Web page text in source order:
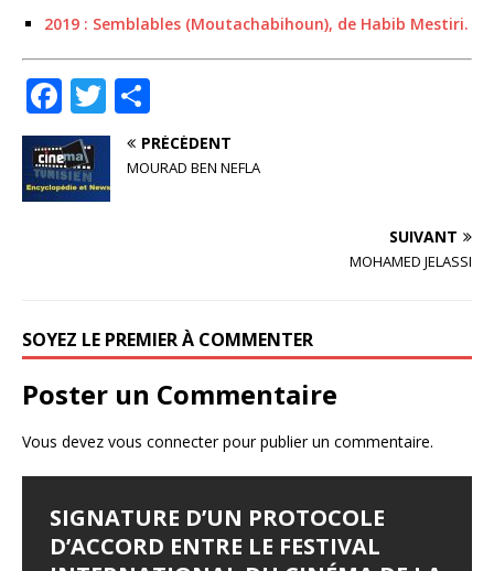
2019 : Semblables (Moutachabihoun), de Habib Mestiri.
F
a
c
e
k
T
w
it
te
ar
ta
PRÉCÉDENT
MOURAD BEN NEFLA
SUIVANT
MOHAMED JELASSI
SOYEZ LE PREMIER À COMMENTER
Poster un Commentaire
Vous devez vous connecterpour publier un commentaire.
SIGNATURE D’UN PROTOCOLE
D’ACCORD ENTRE LE FESTIVAL
FESTIVAL D’AMMAN 2026 : EYA
BELLAGHA SACRÉE MEILLEURE
LES JOURNÉES
CINÉMATOGRAPHIQUES DE
LE SYNDROME DE DJAMILA
Le Syndrome de Djamila Pays : Tunisie Réalisateur :
JALILA BORHANE
Jalila Borhane Actrice. Filmographie de Jalila Borhane,